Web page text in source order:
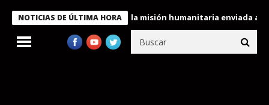
NOTICIAS DE ÚLTIMA HORA
a miembros de la misión humanitaria enviada a Venezuela